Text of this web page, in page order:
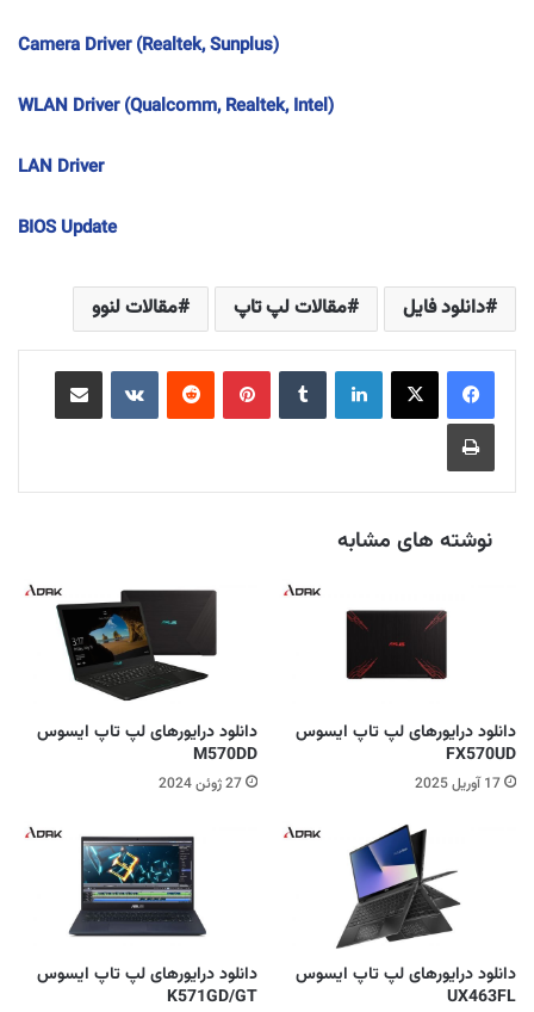
Camera Driver (Realtek, Sunplus)
WLAN Driver (Qualcomm, Realtek, Intel)
LAN Driver
BIOS Update
دانلود فایل مقالات لپ تاپ مقالات لنوو
لینکدین ‫پین‌ترست ‫رددیت
چاپ
نوشته های مشابه
دانلود درایورهای لپ تاپ ایسوس
FX570UD
17 آوریل 2025
دانلود درایورهای لپ تاپ ایسوس
M570DD
27 ژوئن 2024
دانلود درایورهای لپ تاپ ایسوس
UX463FL
دانلود درایورهای لپ تاپ ایسوس
K571GD/GT